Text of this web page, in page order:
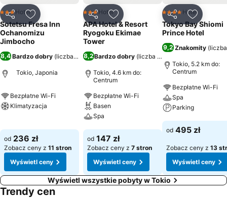
UdostępnijDodaj do ulubionych
3 Kategoria
Hotel
Sotetsu Fresa Inn
Ochanomizu
Jimbocho
8,4Bardzo dobry (liczba ocen: 4755)
Tokio, Japonia
Bezpłatne Wi-Fi
Klimatyzacja
od 236 zł
Zobacz ceny z 11 stron
Wyświetl ceny
UdostępnijDodaj do ulubionych
3 Kategoria
Hotel
APA Hotel & Resort
Ryogoku Ekimae
Tower
8,2Bardzo dobry (liczba ocen: 21 149
Tokio, 4.6 km do:
Centrum
Bezpłatne Wi-Fi
Basen
Spa
Wyświetl ceny
od 147 zł
Zobacz ceny z 7 stron
Wyświetl ceny
UdostępnijDodaj
4 Kategoria
Hotel
Tokyo Bay Shiomi
Prince Hotel
9,2 Znakomity (
Tokio, 5.2 km do:
Centrum
Bezpłatne Wi-Fi
Spa
Parking
Wyświetl ceny
od 495 zł
Zobacz ceny z 13
Wyświetl ceny
Wyświetl wszystkie pobyty w Tokio
Trendy cen